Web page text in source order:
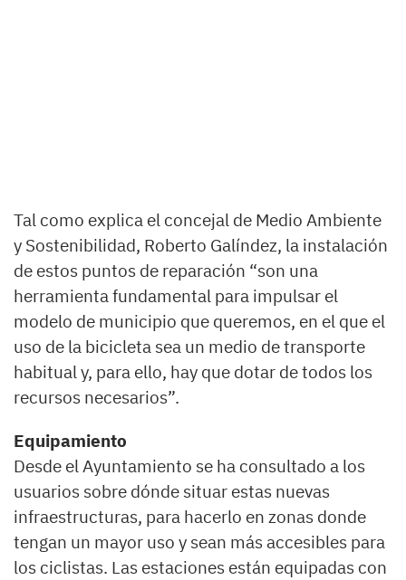
Tal como explica el concejal de Medio Ambiente
y Sostenibilidad, Roberto Galíndez, la instalación
de estos puntos de reparación “son una
herramienta fundamental para impulsar el
modelo de municipio que queremos, en el que el
uso de la bicicleta sea un medio de transporte
habitual y, para ello, hay que dotar de todos los
recursos necesarios”.
Equipamiento
Desde el Ayuntamiento se ha consultado a los
usuarios sobre dónde situar estas nuevas
infraestructuras, para hacerlo en zonas donde
tengan un mayor uso y sean más accesibles para
los ciclistas. Las estaciones están equipadas con